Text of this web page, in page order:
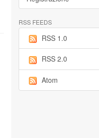
RSS FEEDS
RSS 1.0
RSS 2.0
Atom